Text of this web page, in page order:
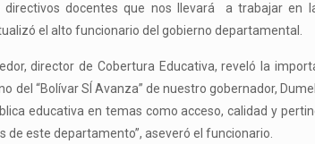
docentes que nos llevará a trabajar en
el alto funcionario del gobierno departamental.
director de Cobertura Educativa, reveló la
del “Bolívar SÍ Avanza” de nuestro gobernador,
educativa en temas como acceso, calidad y
de este departamento”, aseveró el funcionario.